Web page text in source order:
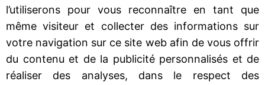
l’utiliserons pour vous reconnaître en tant que
même visiteur et collecter des informations sur
votre navigation sur ce site web afin de vous offrir
du contenu et de la publicité personnalisés et de
réaliser des analyses, dans le respect des